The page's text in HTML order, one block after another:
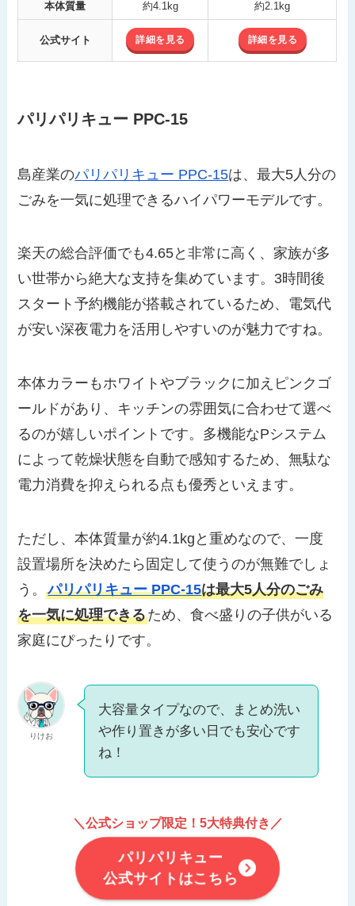
本体質量 約4.1kg 約2.1kg
公式サイト 詳細を見る 詳細を見る
パリパリキュー PPC-15
島産業のパリパリキュー PPC-15は、最大5人分の
ごみを一気に処理できるハイパワーモデルです。
楽天の総合評価でも4.65と非常に高く、家族が多
い世帯から絶大な支持を集めています。3時間後
スタート予約機能が搭載されているため、電気代
が安い深夜電力を活用しやすいのが魅力ですね。
本体カラーもホワイトやブラックに加えピンクゴ
ールドがあり、キッチンの雰囲気に合わせて選べ
るのが嬉しいポイントです。多機能なPシステム
によって乾燥状態を自動で感知するため、無駄な
電力消費を抑えられる点も優秀といえます。
ただし、本体質量が約4.1kgと重めなので、一度
設置場所を決めたら固定して使うのが無難でしょ
う。パリパリキュー PPC-15は最大5人分のごみ
を一気に処理できるため、食べ盛りの子供がいる
家庭にぴったりです。
りけお
大容量タイプなので、まとめ洗い
や作り置きが多い日でも安心です
ね！
＼公式ショップ限定！5大特典付き／
パリパリキュー
公式サイトはこちら